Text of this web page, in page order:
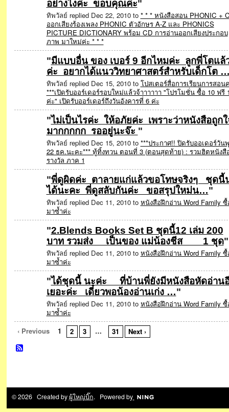
อย่างไงค่ะ ขอบคุณค่ะ"
ทิพวัลย์ replied Dec 22, 2010 to * * * หนังสือสอน PHONIC +
ออกเสียงร้องเพลง PHONIC ตัวอักษร A-Z และ PHONICS
PICTURE DICTIONARY พร้อม CD การอ่านออกเสียงประกอบ
ภาพ มาใหม่ค่ะ * * *
"มีแบบอื่น ของ เบอร์ 9 อีกไหมค่ะ ลูกพี่โตแล้
ค่ะ อยากได้แนววิทยาศาสตร์สำหรับเด็กโต
ทิพวัลย์ replied Dec 15, 2010 to โปสเตอร์สื่อการเรียนการสอน
***เปิดรับออร์เดอร์รอบใหม่แล้วจ้าาาาาา "โปรโมชั่น ซื้อ 10 ฟรี
ค่ะ" เปิดรับออร์เดอร์ถึงวันอังคารที่ 6 ค่ะ
"ไม่เป็นไรค่ะ ให้อภัยค่ะ เพราะว่าหนังสือถูก
มากกกกก รออยู่นะจ๊ะ "
ทิพวัลย์ replied Dec 15, 2010 to ***ประกาศ!! ปิดรับออเดอร์วัน
22 ธค.นะคะ*** ทู้ทิ้งทวน ตอนที่ 3 (ตอนสุดท้าย) : รวมฮิตหนังสื
รางวัล ภาค 1
"พี่ดูผิดค่ะ ตาลายแก่แล้วขอโทษจริงๆ ชุดนี้
ได้นะคะ พี่ดูสลับกันค่ะ ขอสรุปใหม่น…"
ทิพวัลย์ replied Dec 11, 2010 to หนังสือฝึกอ่าน Word Family ซื้
มาซ้ำค่ะ
"2.Blends Books Set B ชุดนี้12 เล่ม 200
บาท รวมส่ง เป็นของ แม่น้องชีส 1 ชุด"
ทิพวัลย์ replied Dec 11, 2010 to หนังสือฝึกอ่าน Word Family ซื้
มาซ้ำค่ะ
"ได้ชุดนี้ นะค่ะ ที่บ้านพี่ยังมีหนังสือหัดอ่าน
เยอะค่ะ เดี๋ยวพอน้องอ่านเก่ง …"
ทิพวัลย์ replied Dec 11, 2010 to หนังสือฝึกอ่าน Word Family ซื้
มาซ้ำค่ะ
‹ Previous
1 2 3 … 31 Next ›
© 2026 Created byผู้ใหญ่บิ๊ก. Powered by